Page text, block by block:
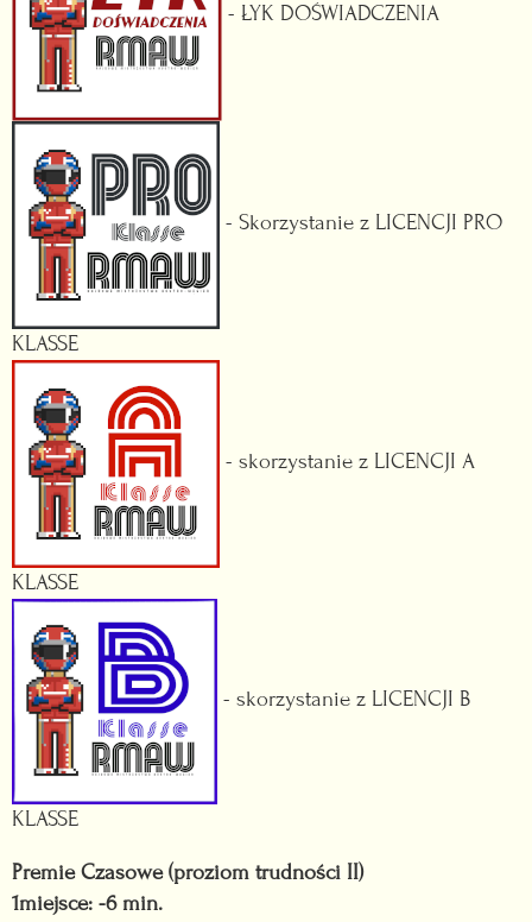
- ŁYK DOŚWIADCZENIA
- Skorzystanie z LICENCJI PRO
KLASSE
- skorzystanie z LICENCJI A
KLASSE
- skorzystanie z LICENCJI B
KLASSE
Premie Czasowe (proziom trudności II)
1miejsce: -6 min.